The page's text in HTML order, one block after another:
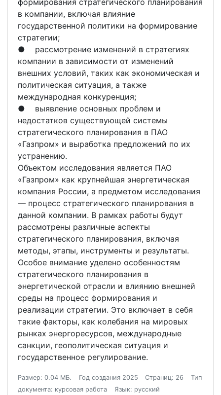
формирования стратегического планирования
в компании, включая влияние
государственной политики на формирование
стратегии;
● рассмотрение изменений в стратегиях
компании в зависимости от изменений
внешних условий, таких как экономическая и
политическая ситуация, а также
международная конкуренция;
● выявление основных проблем и
недостатков существующей системы
стратегического планирования в ПАО
«Газпром» и выработка предложений по их
устранению.
Объектом исследования является ПАО
«Газпром» как крупнейшая энергетическая
компания России, а предметом исследования
— процесс стратегического планирования в
данной компании. В рамках работы будут
рассмотрены различные аспекты
стратегического планирования, включая
методы, этапы, инструменты и результаты.
Особое внимание уделено особенностям
стратегического планирования в
энергетической отрасли и влиянию внешней
среды на процесс формирования и
реализации стратегии. Это включает в себя
такие факторы, как колебания на мировых
рынках энергоресурсов, международные
санкции, геополитическая ситуация и
государственное регулирование.
Размер: 0.04 МБ. Год создания 2025 Страниц: 26
Тип
документа: курсовая работа
Язык: русский